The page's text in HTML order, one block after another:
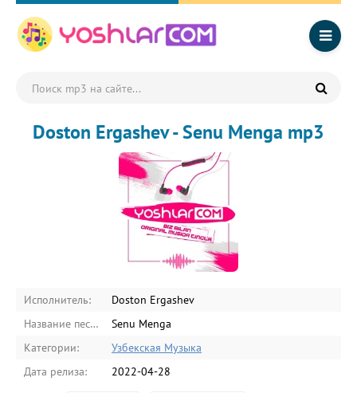
Doston Ergashev - Senu Menga mp3
Исполнитель:
Doston Ergashev
Название песни:
Senu Menga
Категории:
Узбекская Музыка
Дата релиза:
2022-04-28